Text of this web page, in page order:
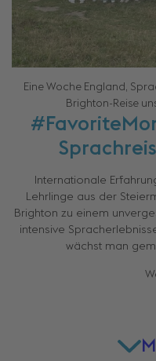
Eine Woche England,
Brighton-Reise
Internationale
Lehrlinge aus der
Brighton zu einem
intensive
wächst man